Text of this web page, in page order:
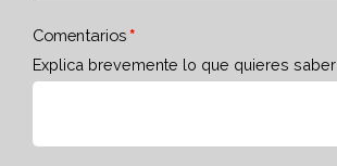
Comentarios
Explica brevemente lo que quieres saber